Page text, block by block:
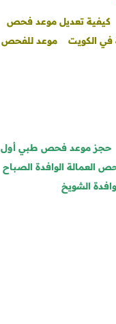
كيفية تعديل موعد فحص
في الكويت
موعد للفحص
حجز موعد فحص طبي أول
العمالة الوافدة الصباح
الشويخ